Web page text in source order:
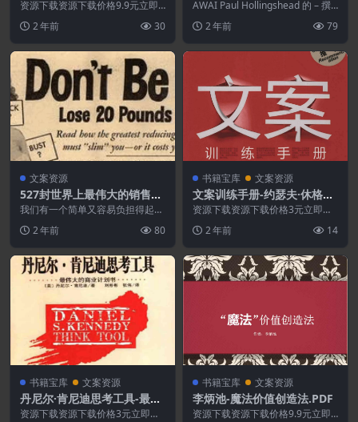
资源下载资源下载价格9.9元立即
2 年前 30
撰写金融市场控制巨著的秘密
AWAI Paul Hollingshead 的 – 撰
2 年前 79
文案资源
527封世界上最伟大的销售文
案[售价:597 美元]
我们有一个简单又容易负担得起
用，无小费或下载费。 所...
2 年前 80
书籍宝库 文案资源
文案训练手册-约瑟夫·休格曼.
PDF
资源下载资源下载价格3元立即购
2 年前 14
书籍宝库 文案资源
丹尼尔·肯尼迪思考工具-最伟
大的商业计划书.PDF
资源下载资源下载价格3元立即购
书籍宝库 文案资源
李炳池-魔法价值创造法.PDF
资源下载资源下载价格9.9元立即